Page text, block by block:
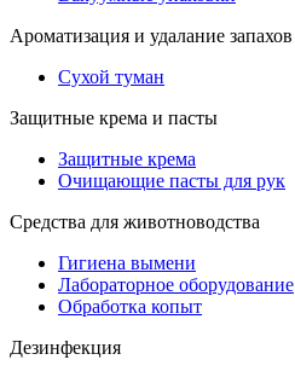
Ароматизация и удалание запахов
Сухой туман
Защитные крема и пасты
Защитные крема
Очищающие пасты для рук
Средства для животноводства
Гигиена вымени
Лабораторное оборудование
Обработка копыт
Дезинфекция